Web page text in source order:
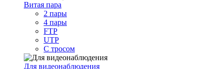
Витая пара
2 пары
4 пары
FTP
UTP
С тросом
Для видеонаблюдения